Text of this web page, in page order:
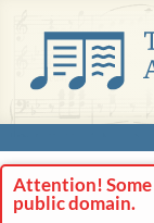
Attention!
public domain.